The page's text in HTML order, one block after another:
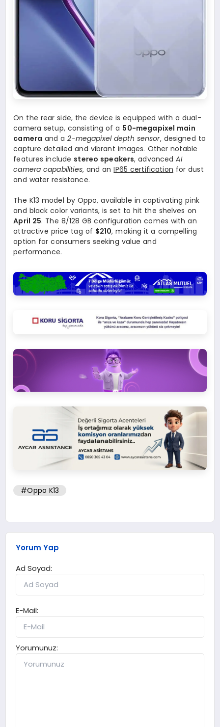
On the rear side, the device is equipped with a dual-
camera setup, consisting of a 50-megapixel main
camera and a2-megapixel depth sensor, designed to
capture detailed and vibrant images. Other notable
features include stereo speakers, advancedAI
camera capabilities, and anIP65 certification for dust
and water resistance.
The K13 model by Oppo, available in captivating pink
and black color variants, is set to hit the shelves on
April 25. The 8/128 GB configuration comes with an
attractive price tag of $210, making it a compelling
option for consumers seeking value and
performance.
#Oppo K13
Yorum Yap
Ad Soyad:
E-Mail:
Yorumunuz: